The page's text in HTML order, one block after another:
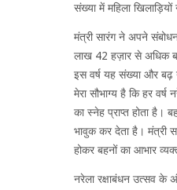
संख्या में महिला खिलाड़ियों
मंत्री सारंग ने अपने
लाख 42 हज़ार से अधिक
इस वर्ष यह संख्या और बढ़
मेरा सौभाग्य है कि हर वर्ष
का स्नेह प्राप्त होता है।
भावुक कर देता है। मंत्री
होकर बहनों का आभार
नरेला रक्षाबंधन उत्सव के